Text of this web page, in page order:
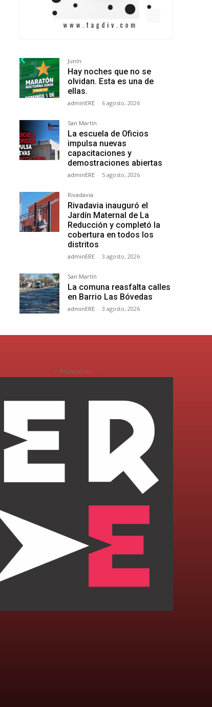
Junín
Hay noches que no se
olvidan. Esta es una de
ellas.
adminERE - 6 agosto, 2026
San Martín
La escuela de Oficios
impulsa nuevas
capacitaciones y
demostraciones abiertas
adminERE - 5 agosto, 2026
Rivadavia
Rivadavia inauguró el
Jardín Maternal de La
Reducción y completó la
cobertura en todos los
distritos
adminERE - 3 agosto, 2026
San Martín
La comuna reasfalta calles
en Barrio Las Bóvedas
adminERE - 3 agosto, 2026
- Promoción -